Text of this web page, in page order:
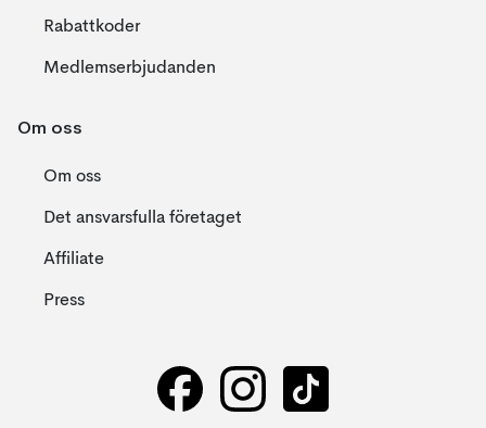
Rabattkoder
Medlemserbjudanden
Om oss
Om oss
Det ansvarsfulla företaget
Affiliate
Press